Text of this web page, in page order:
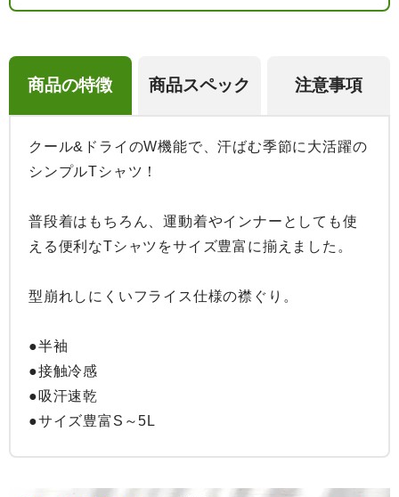
商品の特徴 商品スペック 注意事項
クール&ドライのW機能で、汗ばむ季節に大活躍の
シンプルTシャツ！
普段着はもちろん、運動着やインナーとしても使
える便利なTシャツをサイズ豊富に揃えました。
型崩れしにくいフライス仕様の襟ぐり。
●半袖
●接触冷感
●吸汗速乾
●サイズ豊富S～5L